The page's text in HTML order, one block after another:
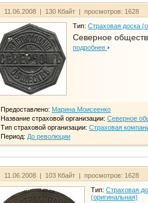
11.06.2008 | 130 Кбайт | просмотров: 1628
Тип: Страховая доска
Северное
подробнее
Предоставлено: Марина Моисеенко
Название страховой организации: Северное
Тип страховой организации: Страховая
Период: До революции
11.06.2008 | 103 Кбайт | просмотров: 1628
Тип: Страховая
(оригинальная)